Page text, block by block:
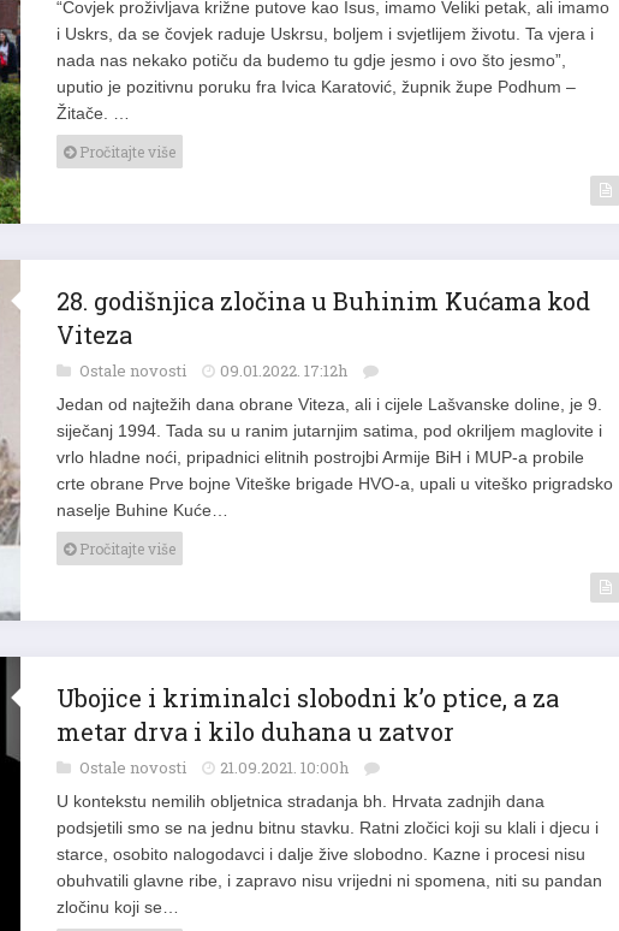
“Čovjek proživljava križne putove kao Isus, imamo Veliki petak, ali imamo
i Uskrs, da se čovjek raduje Uskrsu, boljem i svjetlijem životu. Ta vjera i
nada nas nekako potiču da budemo tu gdje jesmo i ovo što jesmo”,
uputio je pozitivnu poruku fra Ivica Karatović, župnik župe Podhum –
Žitače. …
Pročitajte više
28. godišnjica zločina u Buhinim Kućama kod
Viteza
Ostale novosti 09.01.2022. 17:12h
Jedan od najtežih dana obrane Viteza, ali i cijele Lašvanske doline, je 9.
siječanj 1994. Tada su u ranim jutarnjim satima, pod okriljem maglovite i
vrlo hladne noći, pripadnici elitnih postrojbi Armije BiH i MUP-a probile
crte obrane Prve bojne Viteške brigade HVO-a, upali u viteško prigradsko
naselje Buhine Kuće…
Pročitajte više
Ubojice i kriminalci slobodni k’o ptice, a za
metar drva i kilo duhana u zatvor
Ostale novosti 21.09.2021. 10:00h
U kontekstu nemilih obljetnica stradanja bh. Hrvata zadnjih dana
podsjetili smo se na jednu bitnu stavku. Ratni zločici koji su klali i djecu i
starce, osobito nalogodavci i dalje žive slobodno. Kazne i procesi nisu
obuhvatili glavne ribe, i zapravo nisu vrijedni ni spomena, niti su pandan
zločinu koji se…